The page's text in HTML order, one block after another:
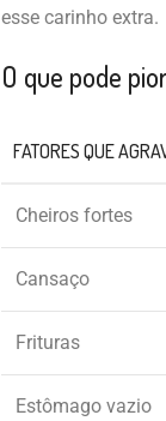
esse carinho extra.
O que pode
FATORES QUE
Cheiros fortes
Cansaço
Frituras
Estômago vazio